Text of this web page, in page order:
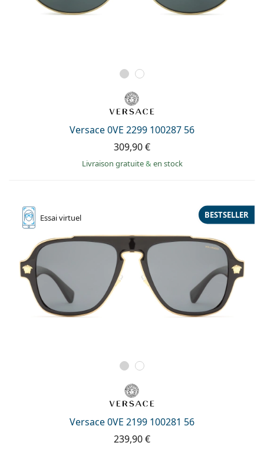
Versace 0VE 2299 100287 56
309,90 €
Livraison gratuite& en stock
Essaivirtuel
Versace 0VE 2199 100281 56
BESTSELLER
239,90 €